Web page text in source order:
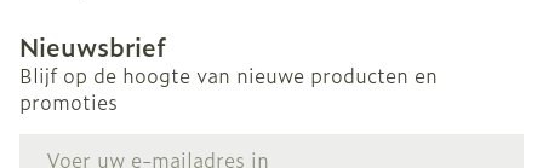
Nieuwsbrief
Blijf op de hoogte van nieuwe producten en
promoties